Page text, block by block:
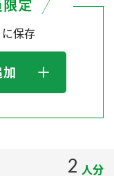
米飯用調味液
）
保存
加
2 人分